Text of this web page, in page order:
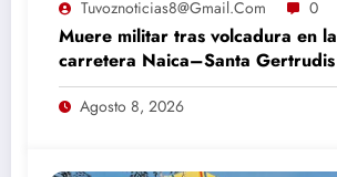
Tuvoznoticias8@gmail.com 0
Muere militar tras volcadura en la
carretera Naica–Santa Gertrudis
Agosto 8, 2026